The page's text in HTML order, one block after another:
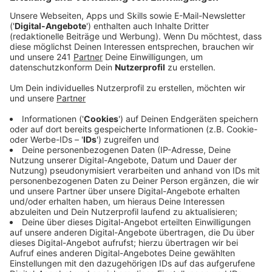
Veröffentlicht:Donnerstag, 16.05.2024 10:09
Anzeige
Comedy
Elvis Eifel - Der Podcast: "JGA auf Malle"